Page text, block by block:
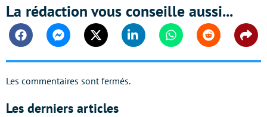
La rédaction vous conseille aussi...
FacebookMessengerTwitter Linkedin WhatsappReddit
Les commentaires sont fermés.
Les derniers articles